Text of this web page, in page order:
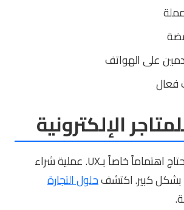
على الهواتف
فعال
الإلكترونية
المتاجر الإلكترونية تحتاج اهتماماً خاصاً بـUX. عملية شراء
بشكل كبير. اكتشفحلول التجارة